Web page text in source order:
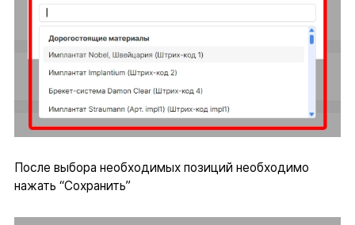
После выбора необходимых позиций необходимо
нажать “Сохранить”